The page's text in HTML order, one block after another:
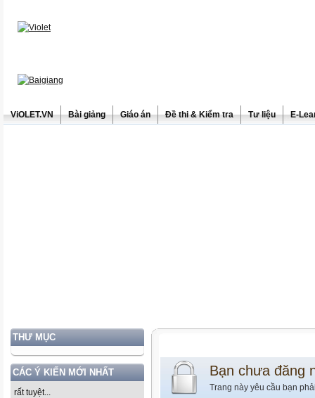
ViOLET.VN Bài giảng Giáo án Đề thi & Kiểm tra Tư liệu E-
THƯ MỤC
CÁC Ý KIẾN MỚI NHẤT
rất tuyệt...
Bạn chưa đăng
Trang này yêu cầu bạn